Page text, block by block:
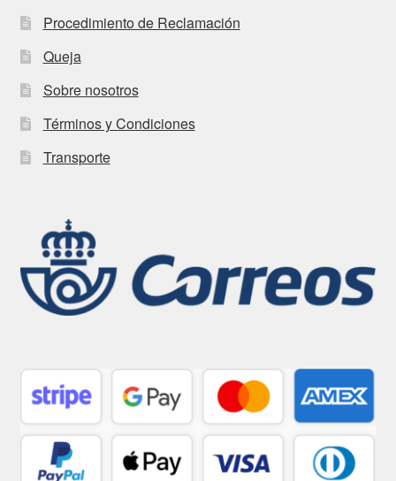
Procedimiento de Reclamación
Queja
Sobre nosotros
Términos y Condiciones
Transporte